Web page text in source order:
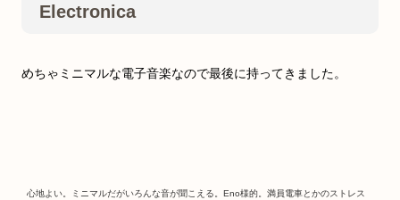
Electronica
めちゃミニマルな電子音楽なので最後に持ってきました。
心地よい。ミニマルだがいろんな音が聞こえる。Eno様的。満員電車とかのストレス